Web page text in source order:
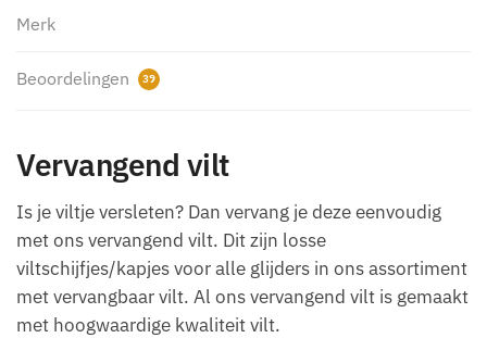
Merk
Beoordelingen 39
Vervangend vilt
Is je viltje versleten? Dan vervang je deze eenvoudig
met ons vervangend vilt. Dit zijn losse
viltschijfjes/kapjes voor alle glijders in ons assortiment
met vervangbaar vilt. Al ons vervangend vilt is gemaakt
met hoogwaardige kwaliteit vilt.